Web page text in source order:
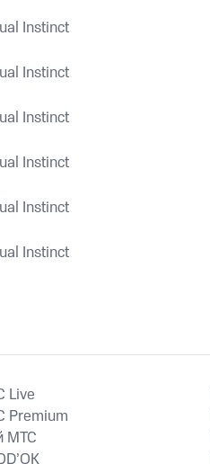
Instinct
Instinct
Instinct
Instinct
Instinct
Instinct
Live
Premium
МТС